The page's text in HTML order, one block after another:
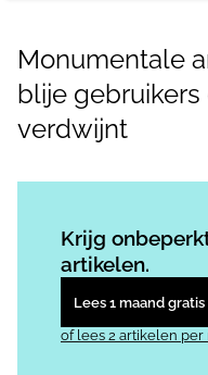
Monumentale
blije
verdwijnt
Krijg
artikelen.
Lees 1 maand gratis
of lees 2 artikelen per